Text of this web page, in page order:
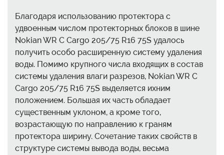
Благодаря использованию протектора с
удвоенным числом протекторных блоков в шине
Nokian WR C Cargo 205/75 R16 75S удалось
получить особо расширенную систему удаления
воды. Помимо крупного числа входящих в состав
системы удаления влаги разрезов, Nokian WR C
Cargo 205/75 R16 75S выделяется ихним
положением. Большая их часть обладает
существенным уклоном, а кроме того,
возрастающую по направлению к граням
протектора ширину. Сочетание таких свойств в
структуре системы вывода воды, весьма